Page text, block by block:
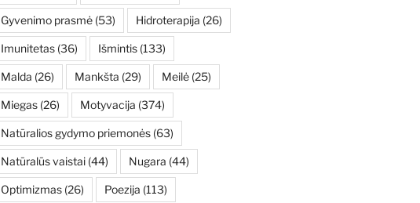
Gyvenimo prasmė(53) Hidroterapija (26)
Imunitetas(36) Išmintis(133)
Malda (26) Mankšta (29) Meilė(25)
Miegas(26) Motyvacija (374)
Natūralios gydymo priemonės(63)
Natūralūs vaistai(44) Nugara (44)
Optimizmas(26) Poezija (113)